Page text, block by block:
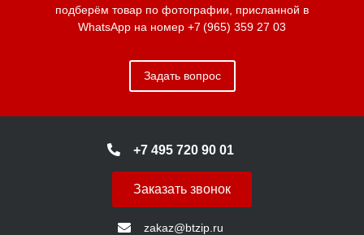
подберём товар по фотографии, присланной в
WhatsApp на номер +7 (965) 359 27 03
Задать вопрос
+7 495 720 90 01
Заказать звонок
zakaz@btzip.ru